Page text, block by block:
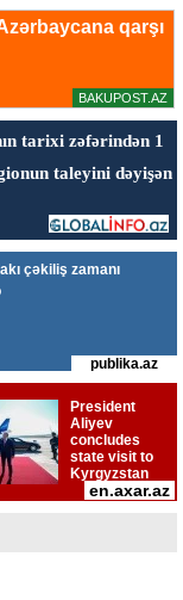
faciəvi şəkildə öldü
faciəvi şəkildə öldü